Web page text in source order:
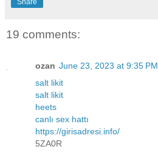
19 comments:
ozan June 23, 2023 at 9:35 PM
salt likit
salt likit
heets
canlı sex hattı
https://girisadresi.info/
5ZA0R